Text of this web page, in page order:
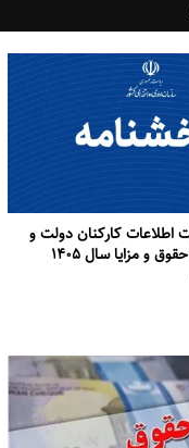
اطلاعات کارکنان دولت و
و مزایا سال ۱۴۰۵